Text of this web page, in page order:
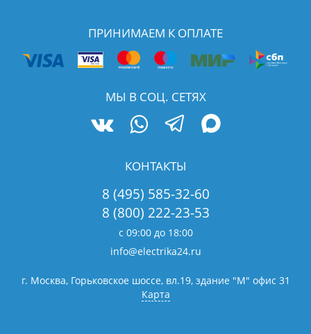
ПРИНИМАЕМ К ОПЛАТЕ
МЫ В СОЦ. СЕТЯХ
КОНТАКТЫ
8 (495) 585-32-60
8 (800) 222-23-53
с 09:00 до 18:00
info@electrika24.ru
г. Москва, Горьковское шоссе, вл.19, здание "М" офис 31
Карта